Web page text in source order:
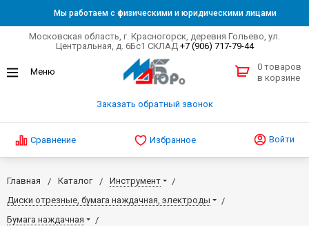
Мы работаем с физическими и юридическими лицами
Московская область, г. Красногорск, деревня Гольево, ул.
Центральная, д. 6Бс1 СКЛАД +7 (906) 717-79-44
Заказать обратный звонок
0 товаров
в корзине
Сравнение Избранное Войти
Главная Каталог
Инструмент
Диски отрезные, бумага наждачная, электроды
Бумага наждачная